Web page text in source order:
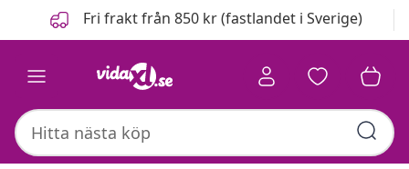
FöregåendeFri frakt från 850 kr (fastlandet i Sverige)